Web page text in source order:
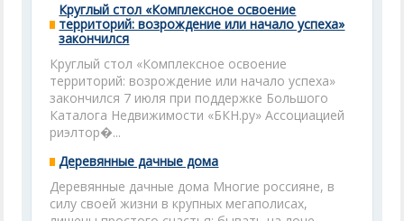
Круглый стол «Комплексное освоение
территорий: возрождение или начало успеха»
закончился
Круглый стол «Комплексное освоение
территорий: возрождение или начало успеха»
закончился 7 июля при поддержке Большого
Каталога Недвижимости «БКН.ру» Ассоциацией
риэлтор�...
Деревянные дачные дома
Деревянные дачные дома Многие россияне, в
силу своей жизни в крупных мегаполисах,